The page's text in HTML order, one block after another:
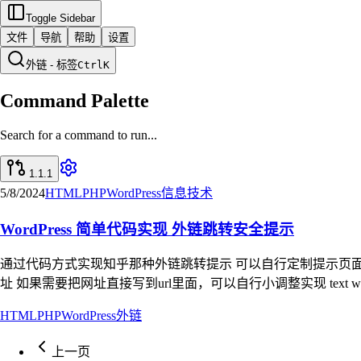
Toggle Sidebar
文件
导航 帮助 设置
外链 - 标签CtrlK
Command Palette
Search for a command to run...
1.1.1
5/8/2024HTMLPHPWordPress信息技术
WordPress 简单代码实现 外链跳转安全提示
通过代码方式实现知乎那种外链跳转提示 可以自行定制提示页
址 如果需要把网址直接写到url里面，可以自行小调整实现 text
HTMLPHPWordPress外链
上一页